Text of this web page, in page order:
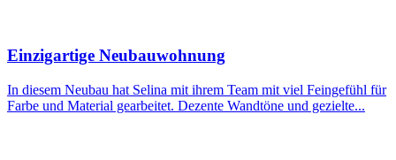
Einzigartige Neubauwohnung
In diesem Neubau hat Selina mit ihrem Team mit viel Feingefühl für
Farbe und Material gearbeitet. Dezente Wandtöne und gezielte...